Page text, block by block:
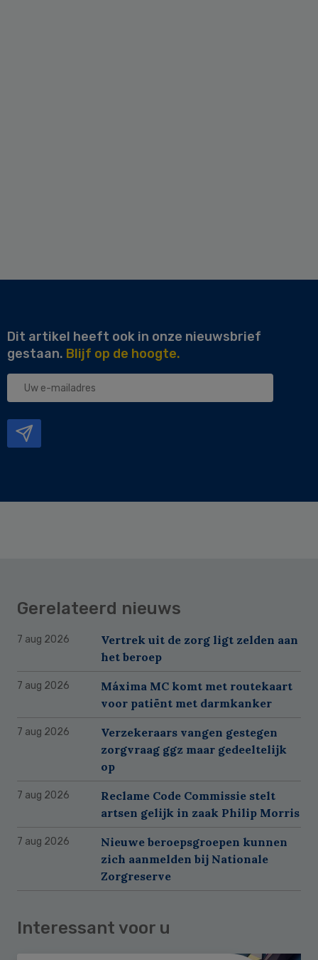
Dit artikel heeft ook in onze nieuwsbrief
gestaan. Blijf op de hoogte.
Uw
Gerelateerd nieuws
7 aug 2026
Vertrek uit de zorg ligt zelden aan
het beroep
7 aug 2026
Máxima MC komt met routekaart
voor patiënt met darmkanker
7 aug 2026
Verzekeraars vangen gestegen
zorgvraag ggz maar gedeeltelijk
op
7 aug 2026
Reclame Code Commissie stelt
artsen gelijk in zaak Philip Morris
7 aug 2026
Nieuwe beroepsgroepen kunnen
zich aanmelden bij Nationale
Zorgreserve
Interessant voor u